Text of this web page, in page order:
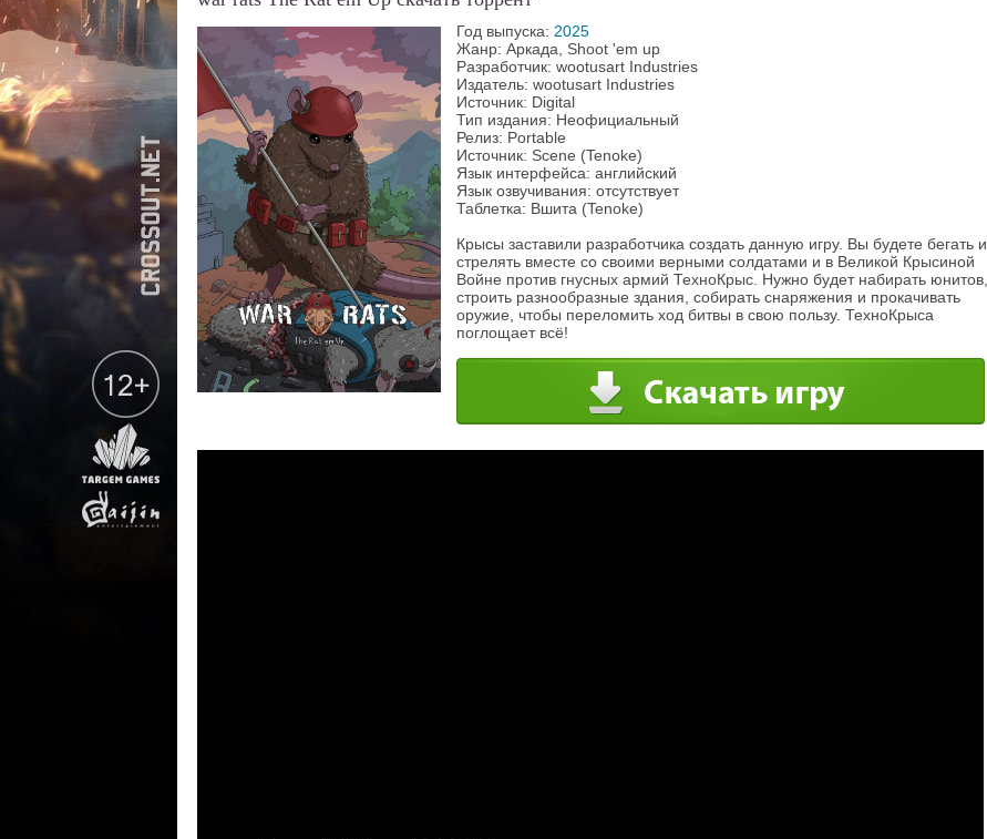
Год выпуска: 2025
Жанр: Аркада, Shoot 'em up
Разработчик: wootusart Industries
Издатель: wootusart Industries
Источник: Digital
Тип издания: Неофициальный
Релиз: Portable
Источник: Scene (Tenoke)
Язык интерфейса: английский
Язык озвучивания: отсутствует
Таблетка: Вшита (Tenoke)
Крысы заставили разработчика создать данную игру. Вы будете бегать и
стрелять вместе со своими верными солдатами и в Великой Крысиной
Войне против гнусных армий ТехноКрыс. Нужно будет набирать юнитов,
строить разнообразные здания, собирать снаряжения и прокачивать
оружие, чтобы переломить ход битвы в свою пользу. ТехноКрыса
поглощает всё!